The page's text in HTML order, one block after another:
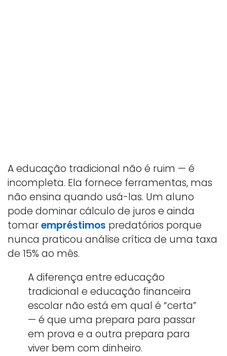
A educação tradicional não é ruim — é
incompleta. Ela fornece ferramentas, mas
não ensina quando usá-las. Um aluno
pode dominar cálculo de juros e ainda
tomarempréstimos predatórios porque
nunca praticou análise crítica de uma taxa
de 15% ao mês.
A diferença entre educação
tradicional e educação financeira
escolar não está em qual é “certa”
— é que uma prepara para passar
em prova e a outra prepara para
viver bem com dinheiro.